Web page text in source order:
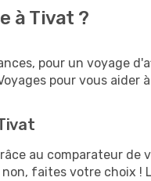
à Tivat ?
pour un voyage
pour vous
au comparateur de
faites votre choix !